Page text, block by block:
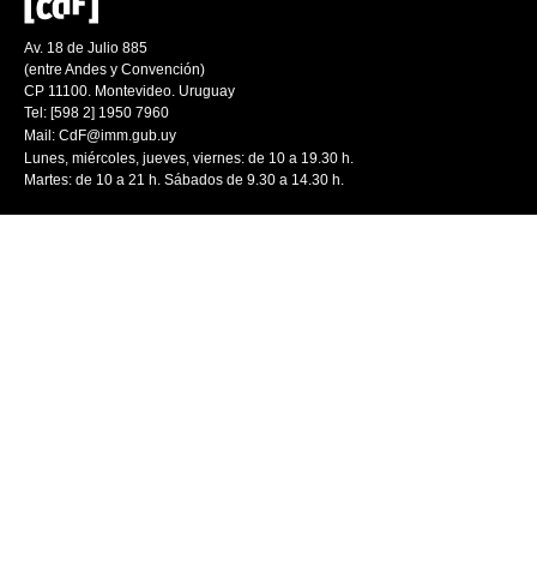
Av. 18 de Julio 885
(entre Andes y Convención)
CP 11100. Montevideo. Uruguay
Tel: [598 2] 1950 7960
Mail: CdF@imm.gub.uy
Lunes, miércoles, jueves, viernes: de 10 a 19.30 h.
Martes: de 10 a 21 h. Sábados de 9.30 a 14.30 h.